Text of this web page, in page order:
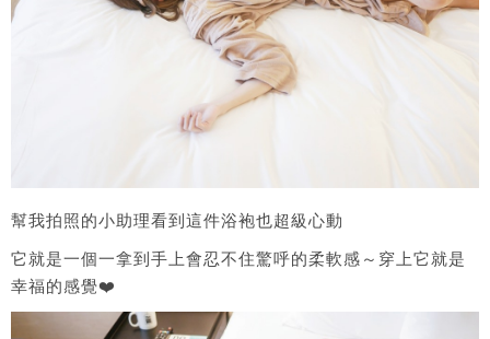
幫我拍照的小助理看到這件浴袍也超級心動
它就是一個一拿到手上會忍不住驚呼的柔軟感～穿上它就是
幸福的感覺❤️